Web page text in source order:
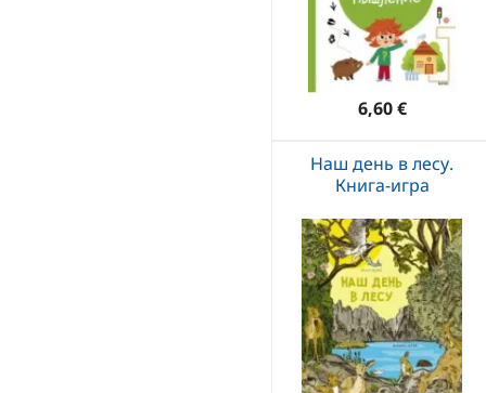
6,60 €
Наш день в лесу.
Книга-игра